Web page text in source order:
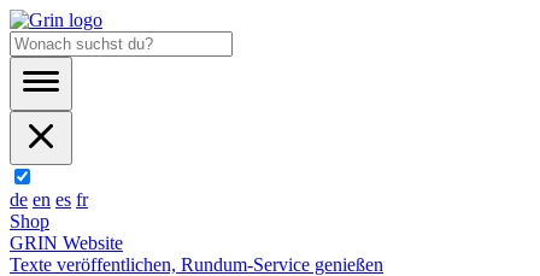
de en es fr
Shop
GRIN Website
Texte veröffentlichen, Rundum-Service genießen